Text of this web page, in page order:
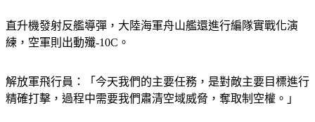
直升機發射反艦導彈，大陸海軍舟山艦還進行編隊實戰化演
解放軍飛行員：「今天我們的主要任務，是對敵主要目標進行